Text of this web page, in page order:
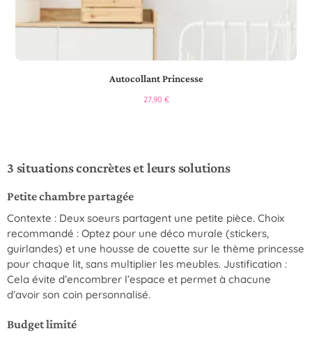
Autocollant Princesse
27,90 €
3 situations concrètes et leurs solutions
Petite chambre partagée
Contexte : Deux soeurs partagent une petite pièce. Choix
recommandé : Optez pour une déco murale (stickers,
guirlandes) et une housse de couette sur le thème princesse
pour chaque lit, sans multiplier les meubles. Justification :
Cela évite d’encombrer l’espace et permet à chacune
d’avoir son coin personnalisé.
Budget limité